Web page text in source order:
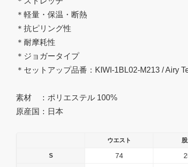
＊軽量・保温・断熱
＊抗ピリング性
＊耐摩耗性
＊ジョガータイプ
＊セットアップ品番：KIWI-1BL02-M213 / Airy
素材 ：ポリエステル 100%
原産国：日本
ウエスト
S 74